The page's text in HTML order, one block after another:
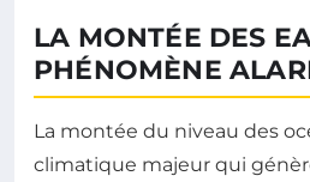
LA MONTÉE DES
PHÉNOMÈNE
La montée du niveau des
climatique majeur qui